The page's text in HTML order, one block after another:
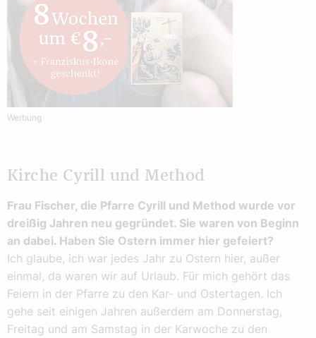
Werbung
Kirche Cyrill und Method
Frau Fischer, die Pfarre Cyrill und Method wurde vor
dreißig Jahren neu gegründet. Sie waren von Beginn
an dabei. Haben Sie Ostern immer hier gefeiert?
Ich glaube, ich war jedes Jahr zu Ostern hier, außer
einmal, da waren wir auf Urlaub. Für mich gehört das
Feiern in der Pfarre zu den Kar- und Ostertagen. Ich
gehe seit einigen Jahren außerdem am Donnerstag,
Freitag und am Samstag in der Karwoche zu den